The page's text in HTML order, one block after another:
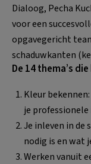
Dialoog, Pecha
voor een
opgavegericht
schaduwkanten
De 14 thema’s
Kleur
je
Je inleven in de
nodig is en wat
Werken vanuit